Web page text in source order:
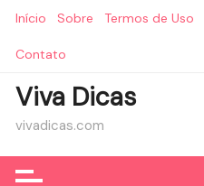
Início Sobre Termos de Uso
Contato
Viva Dicas
vivadicas.com